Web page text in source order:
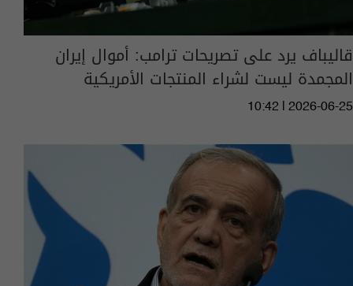
قاليباف يرد على تصريحات ترامب: أموال إيران
المجمدة ليست لشراء المنتجات الأمريكية
10:42 | 2026-06-25